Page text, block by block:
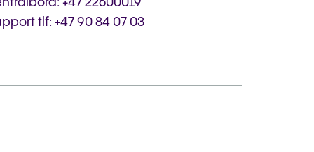
+47 22600019
tlf: +47 90 84 07 03